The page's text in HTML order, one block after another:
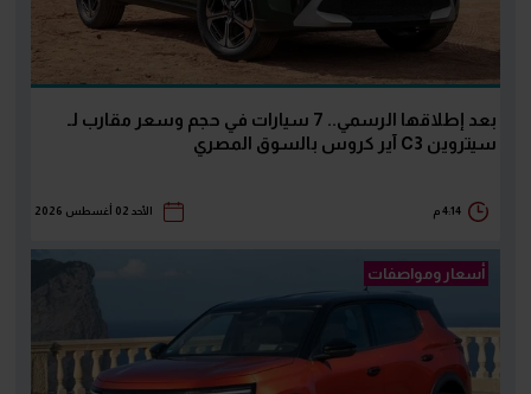
بعد إطلاقها الرسمي.. 7 سيارات في حجم وسعر مقارب لـ
سيتروين C3 آير كروس بالسوق المصري
4:14 م الأحد 02 أغسطس 2026
أسعار ومواصفات